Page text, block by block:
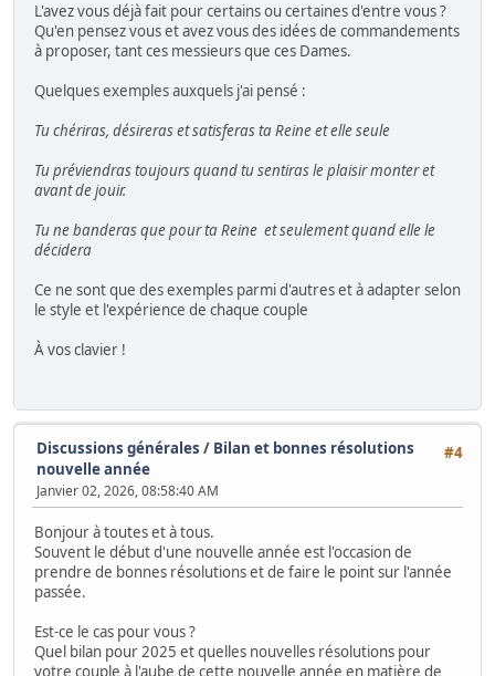
L'avez vous déjà fait pour certains ou certaines d'entre vous ?
Qu'en pensez vous et avez vous des idées de commandements
à proposer, tant ces messieurs que ces Dames.
Quelques exemples auxquels j'ai pensé :
Tu chériras, désireras et satisferas ta Reine et elle seule
Tu préviendras toujours quand tu sentiras le plaisir monter et
avant de jouir.
Tu ne banderas que pour ta Reine et seulement quand elle le
décidera
Ce ne sont que des exemples parmi d'autres et à adapter selon
le style et l'expérience de chaque couple
À vos clavier !
#4
Discussions générales / Bilan et bonnes résolutions
nouvelle année
Janvier 02, 2026, 08:58:40 AM
Bonjour à toutes et à tous.
Souvent le début d'une nouvelle année est l'occasion de
prendre de bonnes résolutions et de faire le point sur l'année
passée.
Est-ce le cas pour vous ?
Quel bilan pour 2025 et quelles nouvelles résolutions pour
votre couple à l'aube de cette nouvelle année en matière de